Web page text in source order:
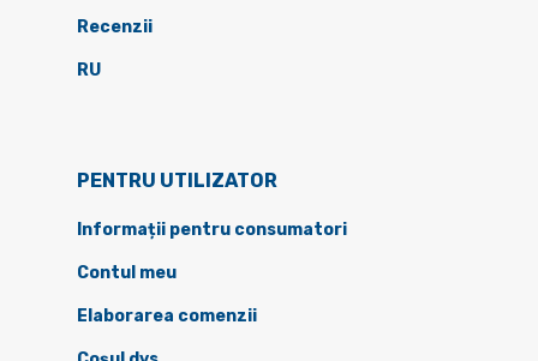
Recenzii
RU
PENTRU UTILIZATOR
Informații pentru consumatori
Contul meu
Elaborarea comenzii